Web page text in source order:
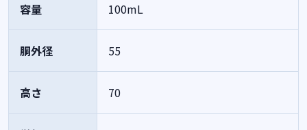
容量 100mL
胴外径 55
高さ 70